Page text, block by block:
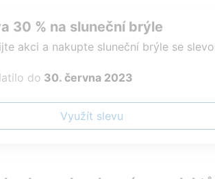
30 % na sluneční brýle
akci a nakupte sluneční brýle se
do 30. června 2023
Využít slevu